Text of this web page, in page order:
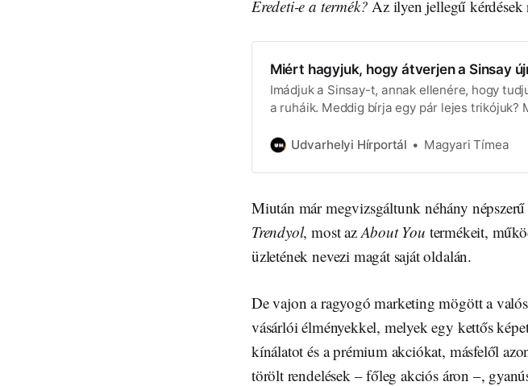
Eredeti-e a termék? Az ilyen jellegű
Miért hagyjuk, hogy átverjen a Sinsay
Imádjuk a Sinsay-t, annak ellenére, hogy
a ruháik. Meddig bírja egy pár lejes trikójuk?
Udvarhelyi Hírportál
Magyari Tímea
Miután már megvizsgáltunk néhány
Trendyol, most azAbout You termékeit,
üzletének nevezi magát saját oldalán.
De vajon a ragyogó marketing mögött a
vásárlói élményekkel, melyek egy kettős
kínálatot és a prémium akciókat, másfelől
törölt rendelések – főleg akciós áron –,